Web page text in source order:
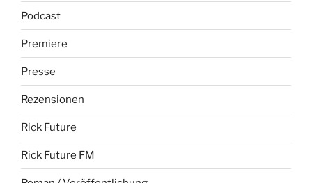
Podcast
Premiere
Presse
Rezensionen
Rick Future
Rick Future FM